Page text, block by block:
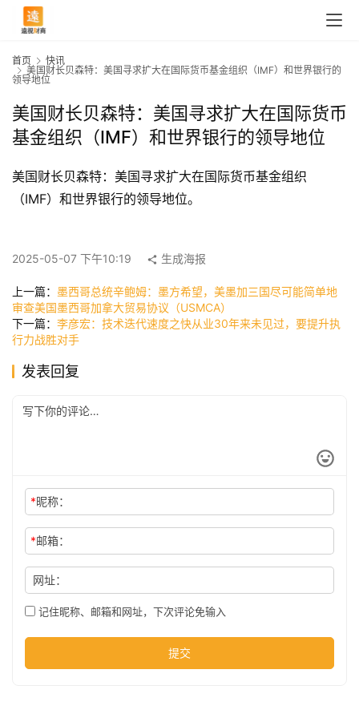
页
快
讯
司
时
科
首页
快讯
美国财长贝森特：美国寻求扩大在国际货币基金组织（IMF）和世界银行的
领导地位
美国财长贝森特：美国寻求扩大在国际货币
基金组织（IMF）和世界银行的领导地位
美国财长贝森特：美国寻求扩大在国际货币基金组织
（IMF）和世界银行的领导地位。
2025-05-07 下午10:19 生成海报
上一篇： 墨西哥总统辛鲍姆：墨方希望，美墨加三国尽可能简单地
审查美国墨西哥加拿大贸易协议（USMCA）
下一篇： 李彦宏：技术迭代速度之快从业30年来未见过，要提升执
行力战胜对手
发表回复
*昵称：
*邮箱：
网址：
记住昵称、邮箱和网址，下次评论免输入
提交